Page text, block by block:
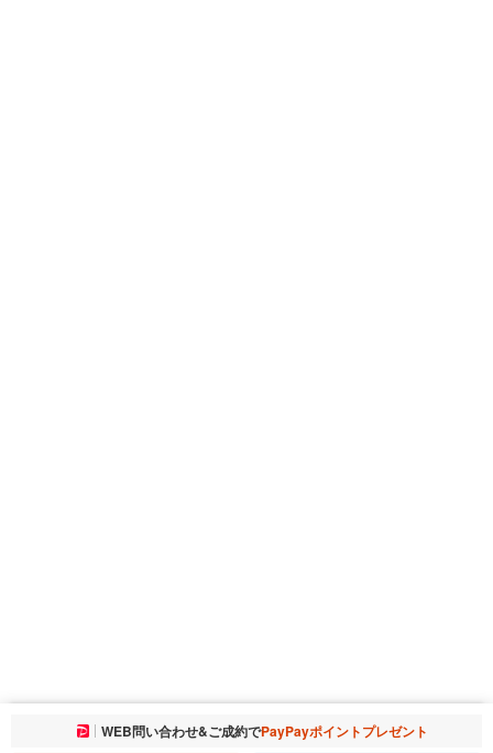
お気に入りに追加しました。 一覧を開く
WEB問い合わせ&ご成約でPayPayポイントプレゼント